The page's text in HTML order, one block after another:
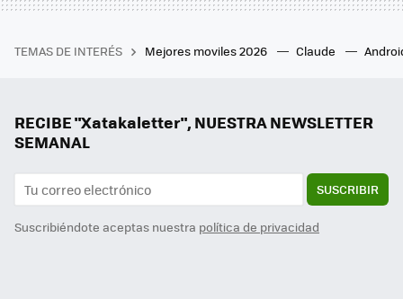
TEMAS DE INTERÉS Mejores moviles 2026 Claude
RECIBE "Xatakaletter", NUESTRA NEWSLETTER
SEMANAL
SUSCRIBIR
Suscribiéndote aceptas nuestra política de privacidad